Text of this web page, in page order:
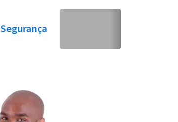
Segurança